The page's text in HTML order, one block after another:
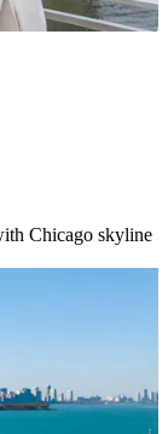
Chicago skyline